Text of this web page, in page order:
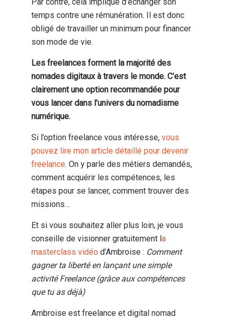
temps contre une rémunération. Il est donc
obligé de travailler un minimum pour financer
son mode de vie.
Les freelances forment la majorité des
nomades digitaux à travers le monde. C’est
clairement une option recommandée pour
vous lancer dans l’univers du nomadisme
numérique.
Si l’option freelance vous intéresse, vous
pouvez lire mon article détaillé pour devenir
freelance. On y parle des métiers demandés,
comment acquérir les compétences, les
étapes pour se lancer, comment trouver des
missions…
Et si vous souhaitez aller plus loin, je vous
conseille de visionner gratuitement la
masterclass vidéo d’Ambroise : Comment
gagner ta liberté en lançant une simple
activité Freelance (grâce aux compétences
que tu as déjà)
Ambroise est freelance et digital nomad